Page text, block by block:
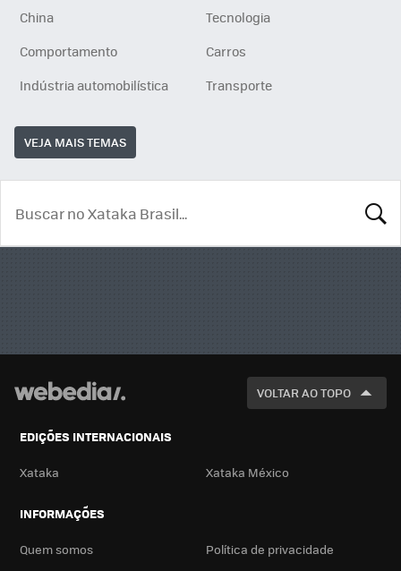
China
Tecnologia
Comportamento
Carros
Indústria automobilística
Transporte
VEJA MAIS TEMAS
VOLTAR AO TOPO
EDIÇÕES INTERNACIONAIS
Xataka Xataka México
INFORMAÇÕES
Quem somos Política de privacidade